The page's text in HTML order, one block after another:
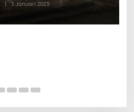
3 Januari 2025